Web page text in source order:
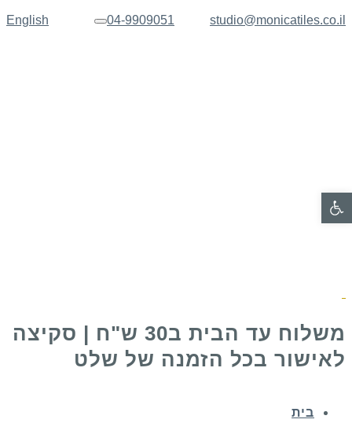
English studio@monicatiles.co.il
04-9909051 תפריט
משלוח עד הבית ב30 ש"ח | סקיצה
לאישור בכל הזמנה של שלט
בית
פתח סרגל נגישות